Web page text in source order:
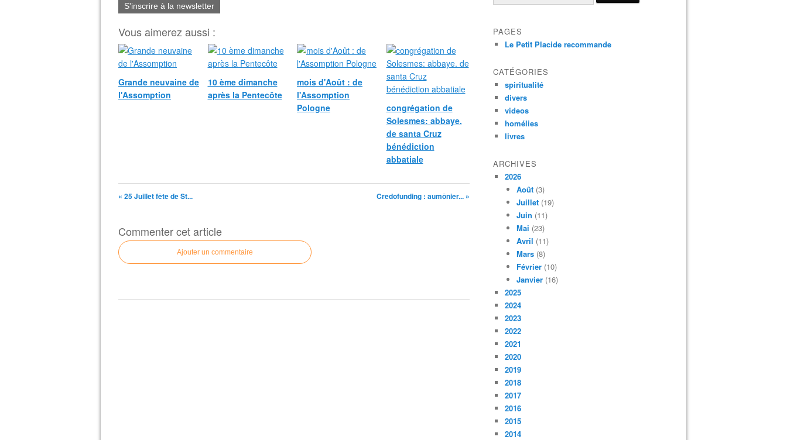
S'inscrire à la newsletter
Vous aimerez aussi :
Grande neuvaine de
l'Assomption
10 ème dimanche
après la Pentecôte
mois d'Août : de
l'Assomption
Pologne
congrégation de
Solesmes: abbaye.
de santa Cruz
bénédiction
abbatiale
« 25 Juillet fête de St... Credofunding : aumônier... »
Commenter cet article
Ajouter un commentaire
PAGES
Le Petit Placide recommande
CATÉGORIES
spiritualité
divers
videos
homélies
livres
ARCHIVES
2026
Août (3)
Juillet (19)
Juin (11)
Mai (23)
Avril (11)
Mars (8)
Février (10)
Janvier (16)
2025
2024
2023
2022
2021
2020
2019
2018
2017
2016
2015
2014